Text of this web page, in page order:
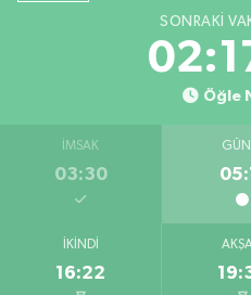
SONRAKI
Öğle
İMSAK
03:30
İKINDI
16:22